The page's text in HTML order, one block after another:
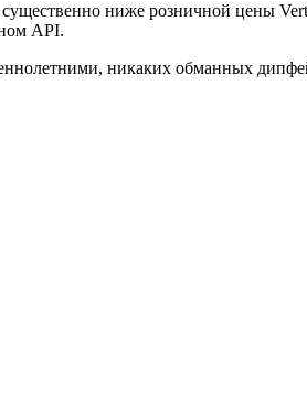
ниже розничной цены
API.
никаких обманных